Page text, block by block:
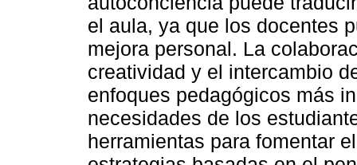
el aula, ya que los docentes
mejora personal. La
creatividad y el intercambio
enfoques pedagógicos más
necesidades de los
herramientas para fomentar